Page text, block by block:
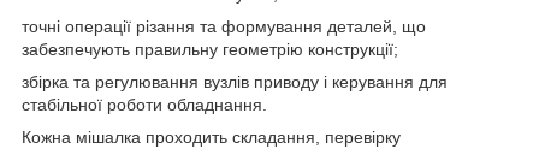
точні операції різання та формування деталей, що
забезпечують правильну геометрію конструкції;
збірка та регулювання вузлів приводу і керування для
стабільної роботи обладнання.
Кожна мішалка проходить складання, перевірку